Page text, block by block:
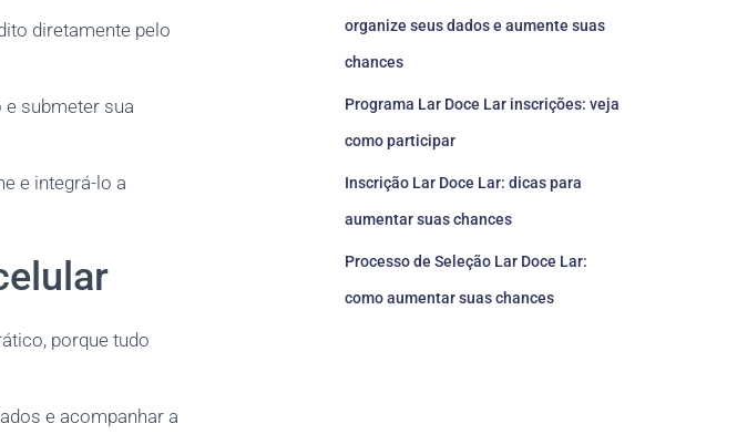
diretamente pelo
submeter sua
e integrá-lo a
porque tudo
e acompanhar a
organize seus dados e aumente suas
chances
Programa Lar Doce Lar inscrições: veja
como participar
Inscrição Lar Doce Lar: dicas para
aumentar suas chances
Processo de Seleção Lar Doce Lar:
como aumentar suas chances